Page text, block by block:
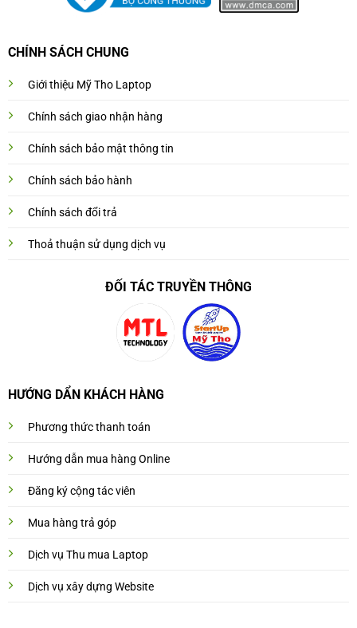
CHÍNH SÁCH CHUNG
Giới thiệu Mỹ Tho Laptop
Chính sách giao nhận hàng
Chính sách bảo mật thông tin
Chính sách bảo hành
Chính sách đổi trả
Thoả thuận sử dụng dịch vụ
ĐỐI TÁC TRUYỀN THÔNG
HƯỚNG DẨN KHÁCH HÀNG
Phương thức thanh toán
Hướng dẫn mua hàng Online
Đăng ký cộng tác viên
Mua hàng trả góp
Dịch vụ Thu mua Laptop
Dịch vụ xây dựng Website